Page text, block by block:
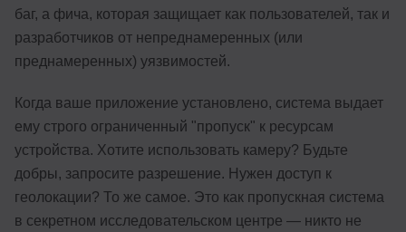
баг, а фича, которая защищает как пользователей, так и
разработчиков от непреднамеренных (или
преднамеренных) уязвимостей.
Когда ваше приложение установлено, система выдает
ему строго ограниченный "пропуск" к ресурсам
устройства. Хотите использовать камеру? Будьте
добры, запросите разрешение. Нужен доступ к
геолокации? То же самое. Это как пропускная система
в секретном исследовательском центре — никто не